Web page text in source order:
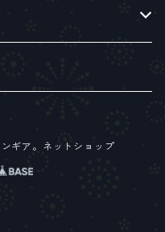
ギア。ネットショップ